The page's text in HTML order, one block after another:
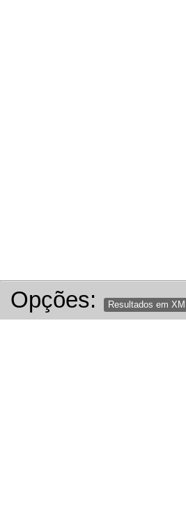
Opções: Resultados em XML